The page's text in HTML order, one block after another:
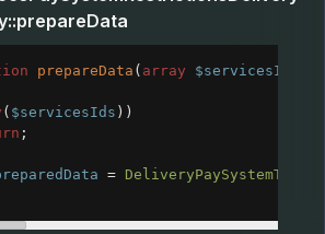
prepareData ( array $servicesIds
( $servicesIds ))
;
= DeliveryPaySystemTable